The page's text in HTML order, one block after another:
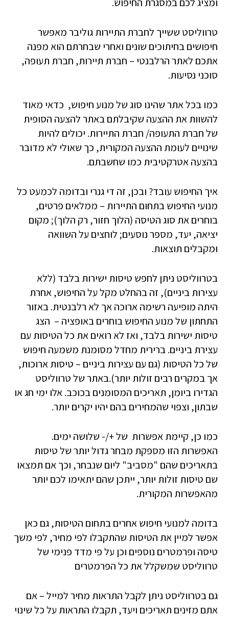
טרווליסט ששייך לחברת התיירות גוליבר מאפשר
חיפושים בחיתוכים שונים ואחרי שבחרתם הוא מפנה
אתכם לאתר הרלבנטי – חברת תיירות, חברת תעופה,
סוכני נסיעות.
כמו בכל אתר שהינו סוג של מנוע חיפוש, כדאי מאוד
להשוות את ההצעה שקיבלתם באתר להצעה הסופית
של חברת התעופה/ חברת התיירות. יכולים להיות
שינויים לעומת ההצעה המקורית, כך שאולי לא מדובר
בהצעה אטרקטיבית כמו שחשבתם.
איך החיפוש עובד? ובכן, זה די גנרי ובדומה לכמעט כל
מנועי החיפוש בתחום התיירות – ממלאים פרטים,
בוחרים את סוג הטיסה (הלוך חזור, רק הלוך); מקום
יציאה, יעד, מספר נוסעים; לוחצים על השוואה
ומקבלים תוצאות.
בטרווליסט ניתן לחפש טיסות ישירות בלבד (ללא
עצירות ביניים), זה בהחלט מקל על החיפוש, אחרת
היתה מופיעה רשימה ארוכה אך לא רלבנטית. באזור
התחתון של מנוע החיפוש בוחרים באופציה – הצג
טיסות ישירות בלבד, ואז לא רואים את כל הטיסות עם
עצירת ביניים. ברירית מחדל מסומנת משמעה חיפוש
של כל הטיסות (גם עם עצירות ביניים – טיסות ארוכות,
אך במקרים רבים זולות יותר).באתר של טרווליסט
הגדירו ביומן, תאריכים המסומנים בכוכב. אלו ימי חג או
שבתון, וצפוי שהמחירים בהם יהיו יקרים יותר.
כמו כן, קיימת אפשרות של +/- שלושה ימים.
האפשרות הזו מספקת מבחר גדול יותר של טיסות
בתאריכים שהם "מסביב" ליום שנבחר, וכך אם תמצאו
שם טיסות זולות יותר, ייתכן שהם יתאימו לכם יותר
מהאפשרות המקורית.
בדומה למנועי חיפוש אחרים בתחום הטיסות, גם כאן
אפשר למיין את הטיסות שהתקבלו לפי מחיר, לפי משך
טיסה ופרמטרים נוספים וכן על פי מדד פנימי של
טרווליסט שמשקלל את כל הפרמטרים
גם בטרווליסט ניתן לקבל התראות מחיר למייל – אם
אתם מזינים תאריכים ויעד, תקבלו התראות על כל שינוי